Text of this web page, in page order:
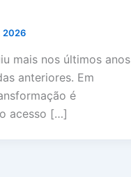
2026
mais nos últimos anos
anteriores. Em
é
acesso […]